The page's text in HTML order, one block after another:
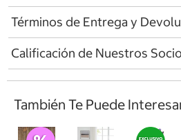
Términos de Entrega y
Calificación de Nuestros
También Te Puede